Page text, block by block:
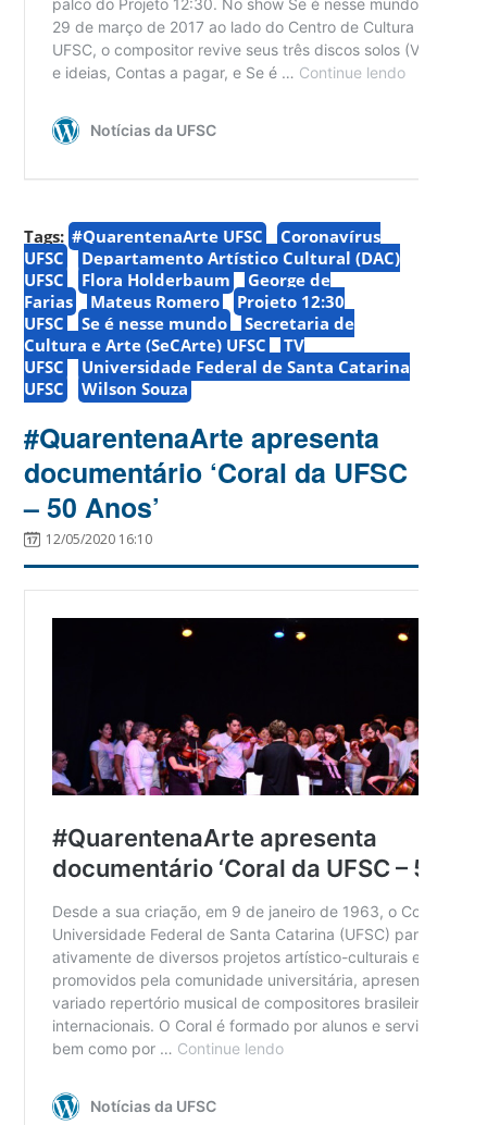
Tags: #QuarentenaArte UFSC
Coronavírus
UFSC
Departamento Artístico Cultural (DAC)
UFSC
Flora Holderbaum
George de
Farias
Mateus Romero
Projeto 12:30
UFSC
Se é nesse mundo
Secretaria de
Cultura e Arte (SeCArte) UFSC
TV
UFSC
Universidade Federal de Santa Catarina
UFSC
Wilson Souza
#QuarentenaArte apresenta
documentário ‘Coral da UFSC
– 50 Anos’
12/05/2020 16:10